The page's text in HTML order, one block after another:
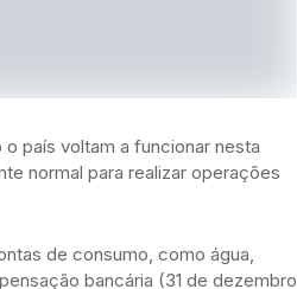
país voltam a funcionar nesta
normal para realizar operações
de consumo, como água,
bancária (31 de dezembro